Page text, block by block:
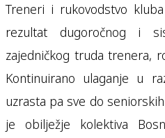
Treneri i rukovodstvo
rezultat dugoročnog i
zajedničkog truda trenera,
Kontinuirano ulaganje u
uzrasta pa sve do
je obilježje kolektiva